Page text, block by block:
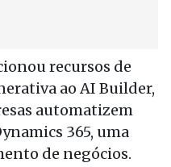
recursos de
ao AI Builder,
automatizem
365, uma
de negócios.